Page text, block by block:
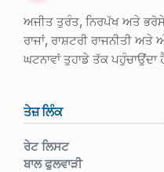
ਅਜੀਤ ਤੁਰੰਤ, ਨਿਰਪੱਖ ਅਤੇ
ਰਾਜਾਂ, ਰਾਸ਼ਟਰੀ ਰਾਜਨੀਤੀ
ਘਟਨਾਵਾਂ ਤੁਹਾਡੇ ਤੱਕ ਪਹੁੰਚਾਉਂਦਾ
ਤੇਜ਼ ਲਿੰਕ
ਰੇਟ ਲਿਸਟ
ਬਾਲ ਫੁਲਵਾੜੀ